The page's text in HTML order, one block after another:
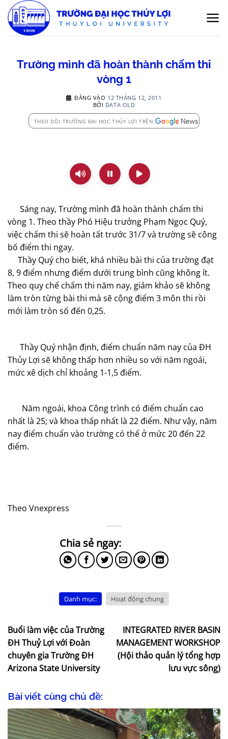
qua
nội
Trường mình đã hoàn thành chấm thi
vòng 1
ĐĂNG VÀO 12 THÁNG 12, 2011
BỞI DATA OLD
THEO DÕI TRƯỜNG ĐẠI HỌC THỦY LỢI TRÊN
Sáng nay, Trường mình đã hoàn thành chấm thi
vòng 1. Theo thầy Phó Hiệu trưởng Phạm Ngọc Quý,
việc chấm thi sẽ hoàn tất trước 31/7 và trường sẽ công
bố điểm thi ngay.
Thầy Quý cho biết, khá nhiều bài thi của trường đạt
8, 9 điểm nhưng điểm dưới trung bình cũng không ít.
Theo quy chế chấm thi năm nay, giám khảo sẽ không
làm tròn từng bài thi mà sẽ cộng điểm 3 môn thi rồi
mới làm tròn số đến 0,25.
Thầy Quý nhận định, điểm chuẩn năm nay của ĐH
Thủy Lợi sẽ không thấp hơn nhiều so với năm ngoái,
mức xê dịch chỉ khoảng 1-1,5 điểm.
Năm ngoái, khoa Công trình có điểm chuẩn cao
nhất là 25; và khoa thấp nhất là 22 điểm. Như vậy, năm
nay điểm chuẩn vào trường có thể ở mức 20 đến 22
điểm.
Theo Vnexpress
Danh mục: Hoạt động chung
Buổi làm việc của Trường
ĐH Thuỷ Lợi với Đoàn
chuyên gia Trường ĐH
Arizona State University
INTEGRATED RIVER BASIN
MANAGEMENT WORKSHOP
(Hội thảo quản lý tổng hợp
lưu vực sông)
Bài viết cùng chủ đề: